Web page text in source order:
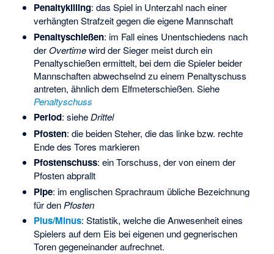
Penaltykilling: das Spiel in Unterzahl nach einer
verhängten Strafzeit gegen die eigene Mannschaft
Penaltyschießen: im Fall eines Unentschiedens nach
derOvertimewird der Sieger meist durch ein
Penaltyschießen ermittelt, bei dem die Spieler beider
Mannschaften abwechselnd zu einem Penaltyschuss
antreten, ähnlich dem Elfmeterschießen. Siehe
Penaltyschuss
Period: sieheDrittel
Pfosten: die beiden Steher, die das linke bzw. rechte
Ende des Tores markieren
Pfostenschuss: ein Torschuss, der von einem der
Pfosten abprallt
Pipe: im englischen Sprachraum übliche Bezeichnung
für den Pfosten
Plus/Minus: Statistik, welche die Anwesenheit eines
Spielers auf dem Eis bei eigenen und gegnerischen
Toren gegeneinander aufrechnet.